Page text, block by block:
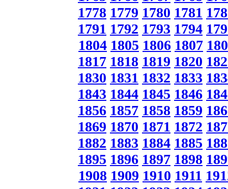
1778 1779 1780 1781
1791 1792 1793 1794
1804 1805 1806 1807
1817 1818 1819 1820
1830 1831 1832 1833
1843 1844 1845 1846
1856 1857 1858 1859
1869 1870 1871 1872
1882 1883 1884 1885
1895 1896 1897 1898
1908 1909 1910 1911